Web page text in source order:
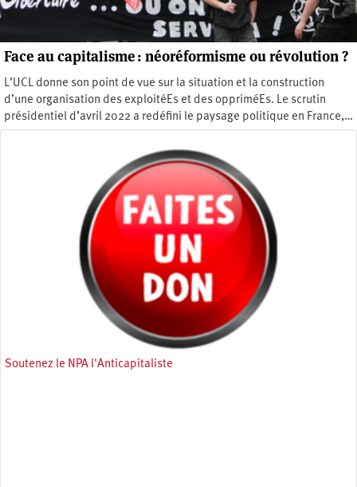
Face au capitalisme : néoréformisme ou révolution ?
L’UCL donne son point de vue sur la situation et la construction
d’une organisation des exploitéEs et des oppriméEs. Le scrutin
présidentiel d’avril 2022 a redéfini le paysage politique en France,…
Soutenez le NPA l'Anticapitaliste